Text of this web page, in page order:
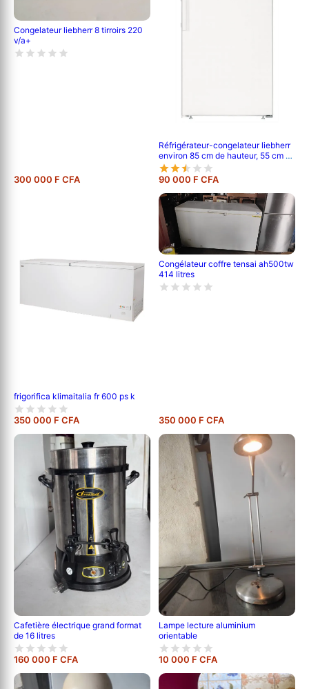
Congelateur liebherr 8 tirroirs 220
v/a+
300 000 F CFA
Réfrigérateur-congelateur liebherr
environ 85 cm de hauteur, 55 cm de
largeur, et 62 cm de profondeur
90 000 F CFA
frigorifica klimaitalia fr 600 ps k
350 000 F CFA
Congélateur coffre tensai ah500tw
414 litres
350 000 F CFA
Cafetière électrique grand format
de 16 litres
160 000 F CFA
Lampe lecture aluminium
orientable
10 000 F CFA